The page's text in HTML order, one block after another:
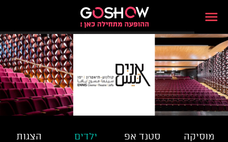
מוסיקה סטנד אפ ילדים
הצגות